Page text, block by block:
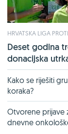
HRVATSKA LIGA
Deset godina
donacijska
Kako se riješiti
koraka?
Otvorene prijave
dnevne